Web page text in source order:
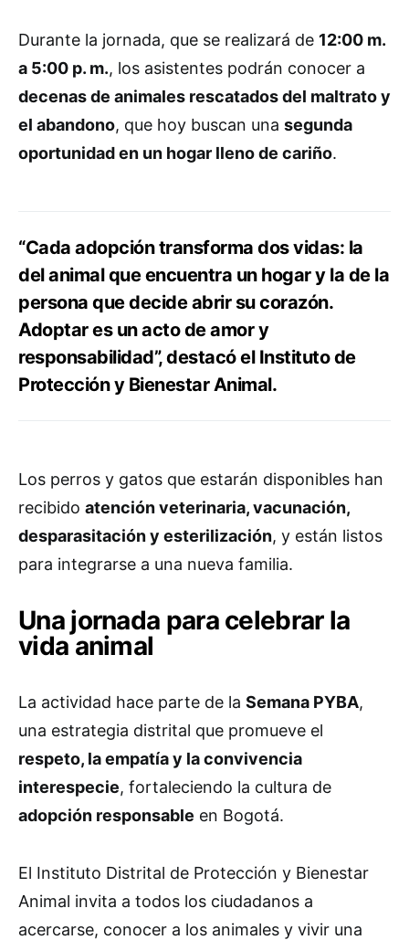
Durante la jornada, que se realizará de 12:00 m.
a 5:00 p. m., los asistentes podrán conocer a
decenas de animales rescatados del maltrato y
el abandono, que hoy buscan una segunda
oportunidad en un hogar lleno de cariño.
“Cada adopción transforma dos vidas: la
del animal que encuentra un hogar y la de la
persona que decide abrir su corazón.
Adoptar es un acto de amor y
responsabilidad”, destacó el Instituto de
Protección y Bienestar Animal.
Los perros y gatos que estarán disponibles han
recibido atención veterinaria, vacunación,
desparasitación y esterilización, y están listos
para integrarse a una nueva familia.
Una jornada para celebrar la
vida animal
La actividad hace parte de la Semana PYBA,
una estrategia distrital que promueve el
respeto, la empatía y la convivencia
interespecie, fortaleciendo la cultura de
adopción responsable en Bogotá.
El Instituto Distrital de Protección y Bienestar
Animal invita a todos los ciudadanos a
acercarse, conocer a los animales y vivir una